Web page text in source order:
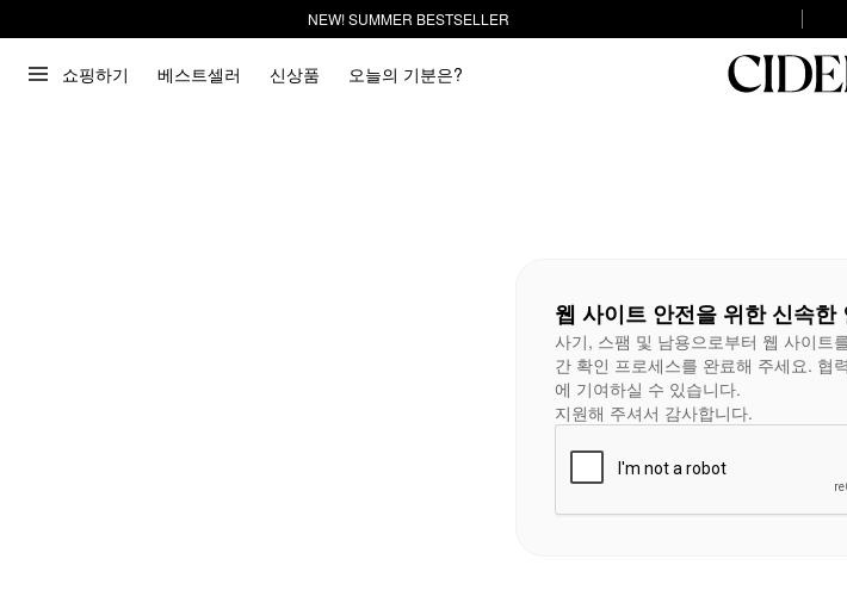
NEW! SUMMER BESTSELLER
쇼핑하기 베스트셀러 신상품 오늘의 기분은?
웹 사이트 안전을 위한 신속한
사기, 스팸 및 남용으로부터 웹 사이트
간 확인 프로세스를 완료해 주세요. 협
에 기여하실 수 있습니다.
지원해 주셔서 감사합니다.